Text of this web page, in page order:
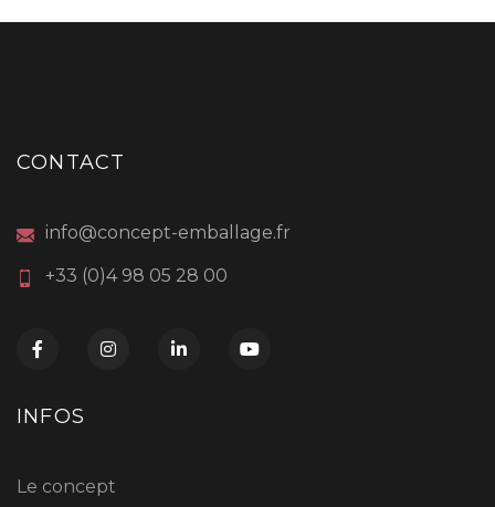
CONTACT
info@concept-emballage.fr
+33 (0)4 98 05 28 00
INFOS
Le concept